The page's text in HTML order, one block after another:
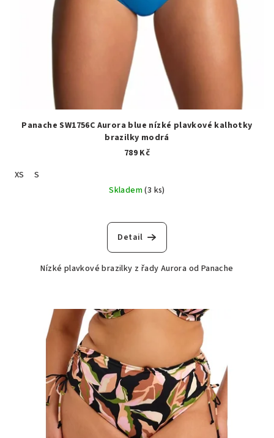
Panache SW1756C Aurora blue nízké plavkové kalhotky
brazilky modrá
789 Kč
XS
S
Skladem(3 ks)
Detail
Nízké plavkové brazilky z řady Aurora od Panache